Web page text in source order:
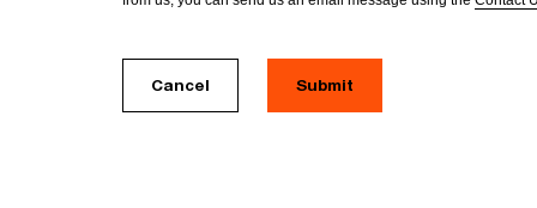
Cancel Submit